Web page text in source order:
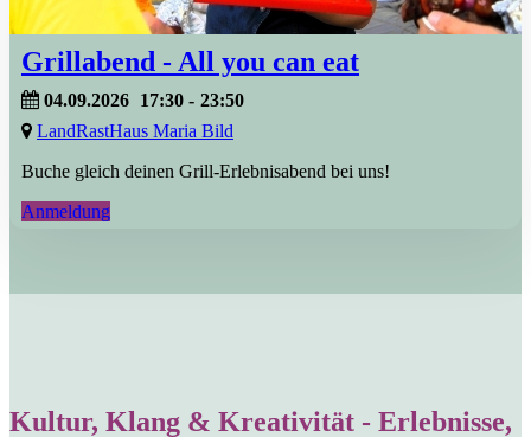
Grillabend - All you can eat
04.09.2026 17:30 - 23:50
LandRastHaus Maria Bild
Buche gleich deinen Grill-Erlebnisabend bei uns!
Anmeldung
Kultur, Klang & Kreativität - Erlebnisse,